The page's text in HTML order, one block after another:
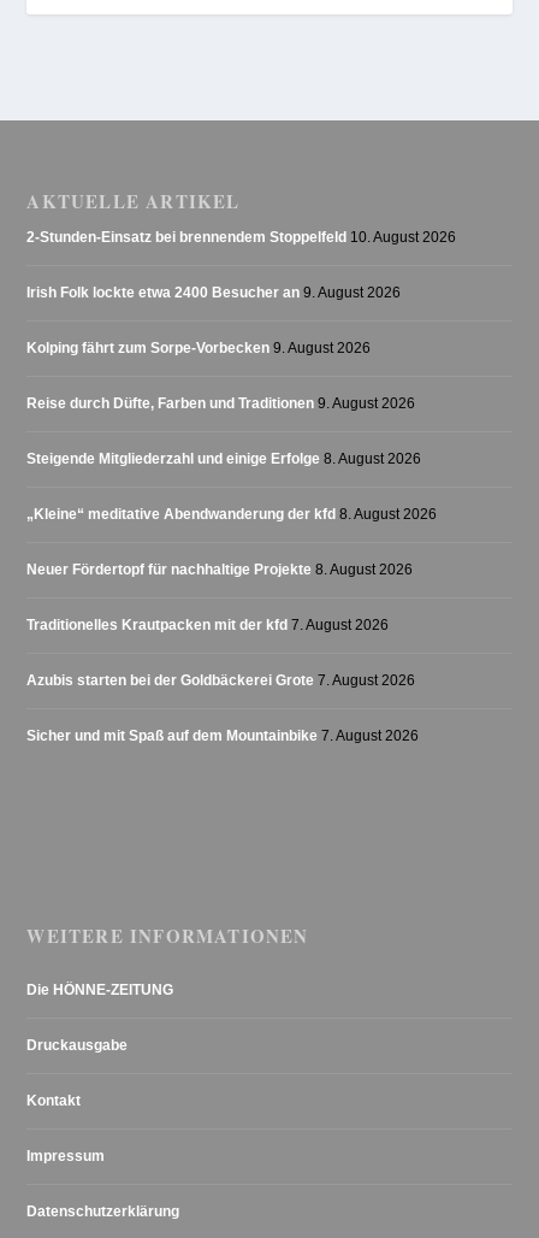
AKTUELLE ARTIKEL
2-Stunden-Einsatz bei brennendem Stoppelfeld 10. August 2026
Irish Folk lockte etwa 2400 Besucher an 9. August 2026
Kolping fährt zum Sorpe-Vorbecken 9. August 2026
Reise durch Düfte, Farben und Traditionen 9. August 2026
Steigende Mitgliederzahl und einige Erfolge 8. August 2026
„Kleine“ meditative Abendwanderung der kfd 8. August 2026
Neuer Fördertopf für nachhaltige Projekte 8. August 2026
Traditionelles Krautpacken mit der kfd 7. August 2026
Azubis starten bei der Goldbäckerei Grote 7. August 2026
Sicher und mit Spaß auf dem Mountainbike 7. August 2026
WEITERE INFORMATIONEN
Die HÖNNE-ZEITUNG
Druckausgabe
Kontakt
Impressum
Datenschutzerklärung